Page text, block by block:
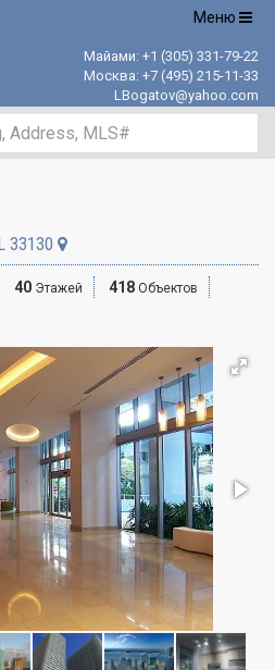
Открыть
Меню
Майами: +1 (305) 331-79-22
Москва: +7 (495) 215-11-33
LBogatov@yahoo.com
33130
40 Этажей 418 Объектов